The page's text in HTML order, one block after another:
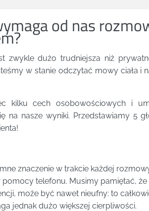
od nas
zwykle dużo trudniejsza niż
w stanie odczytać mowy ciała i
kilku cech osobowościowych i
na nasze wyniki. Przedstawiamy 5
znaczenie w trakcie każdej
telefonu. Musimy pamiętać, że
może być nawet nieufny: to
jednak dużo większej cierpliwości.